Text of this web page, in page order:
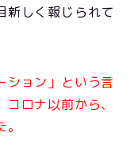
新しく報じられて
ション」という言
ロナ以前から、